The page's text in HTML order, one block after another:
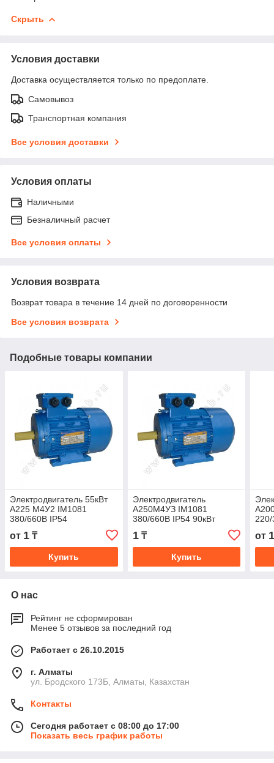
Скрыть
Условия доставки
Доставка осуществляется только по предоплате.
Самовывоз
Транспортная компания
Все условия доставки
Условия оплаты
Наличными
Безналичный расчет
Все условия оплаты
Условия возврата
Возврат товара в течение 14 дней по договоренности
Все условия возврата
Подобные товары компании
Электродвигатель 55кВт
А225 М4У2 IM1081
380/660В IP54
от 1 ₸
Купить
Электродвигатель
А250М4УЗ IM1081
380/660В IP54 90кВт
1₸
Купить
от
О нас
Рейтинг не сформирован
Менее 5 отзывов за последний год
Работает с 26.10.2015
г. Алматы
ул. Бродского 173Б, Алматы, Казахстан
Контакты
Сегодня работает с 08:00 до 17:00
Показать весь график работы